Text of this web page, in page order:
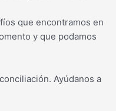
que encontramos en
y que podamos
Ayúdanos a